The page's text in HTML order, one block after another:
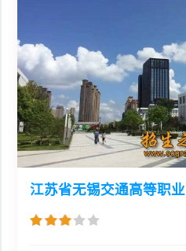
江苏省无锡交通高等职业